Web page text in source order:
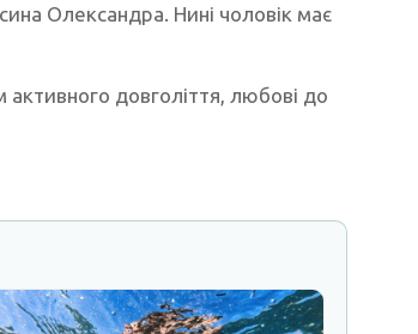
Олександра. Нині чоловік має
довголіття, любові до